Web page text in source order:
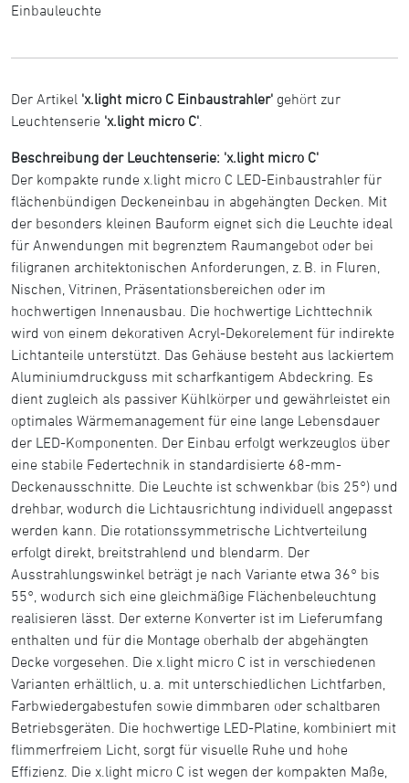
Einbauleuchte
Der Artikel 'x.light micro C Einbaustrahler' gehört zur
Leuchtenserie 'x.light micro C'
Beschreibung der Leuchtenserie: 'x.light micro C'
Der kompakte runde x.light micro C LED-Einbaustrahler für
flächenbündigen Deckeneinbau in abgehängten Decken. Mit
der besonders kleinen Bauform eignet sich die Leuchte ideal
für Anwendungen mit begrenztem Raumangebot oder bei
filigranen architektonischen Anforderungen, z. B. in Fluren,
Nischen, Vitrinen, Präsentationsbereichen oder im
hochwertigen Innenausbau. Die hochwertige Lichttechnik
wird von einem dekorativen Acryl-Dekorelement für indirekte
Lichtanteile unterstützt. Das Gehäuse besteht aus lackiertem
Aluminiumdruckguss mit scharfkantigem Abdeckring. Es
dient zugleich als passiver Kühlkörper und gewährleistet ein
optimales Wärmemanagement für eine lange Lebensdauer
der LED-Komponenten. Der Einbau erfolgt werkzeuglos über
eine stabile Federtechnik in standardisierte 68-mm-
Deckenausschnitte. Die Leuchte ist schwenkbar (bis 25°) und
drehbar, wodurch die Lichtausrichtung individuell angepasst
werden kann. Die rotationssymmetrische Lichtverteilung
erfolgt direkt, breitstrahlend und blendarm. Der
Ausstrahlungswinkel beträgt je nach Variante etwa 36° bis
55°, wodurch sich eine gleichmäßige Flächenbeleuchtung
realisieren lässt. Der externe Konverter ist im Lieferumfang
enthalten und für die Montage oberhalb der abgehängten
Decke vorgesehen. Die x.light micro C ist in verschiedenen
Varianten erhältlich, u. a. mit unterschiedlichen Lichtfarben,
Farbwiedergabestufen sowie dimmbaren oder schaltbaren
Betriebsgeräten. Die hochwertige LED-Platine, kombiniert mit
flimmerfreiem Licht, sorgt für visuelle Ruhe und hohe
Effizienz. Die x.light micro C ist wegen der kompakten Maße,